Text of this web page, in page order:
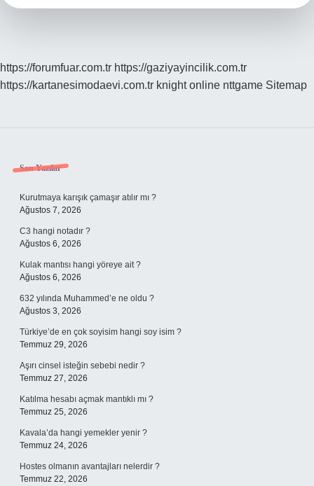
https://forumfuar.com.tr https://gaziyayincilik.com.tr
https://kartanesimodaevi.com.tr knight online nttgame Sitemap
Sidebar
Son Yazılar
Kurutmaya karışık çamaşır atılır mı ?
Ağustos 7, 2026
C3 hangi notadır ?
Ağustos 6, 2026
Kulak mantısı hangi yöreye ait ?
Ağustos 6, 2026
632 yılında Muhammed’e ne oldu ?
Ağustos 3, 2026
Türkiye’de en çok soyisim hangi soy isim ?
Temmuz 29, 2026
Aşırı cinsel isteğin sebebi nedir ?
Temmuz 27, 2026
Katılma hesabı açmak mantıklı mı ?
Temmuz 25, 2026
Kavala’da hangi yemekler yenir ?
Temmuz 24, 2026
Hostes olmanın avantajları nelerdir ?
Temmuz 22, 2026